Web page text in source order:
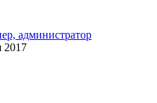
администратор
2017